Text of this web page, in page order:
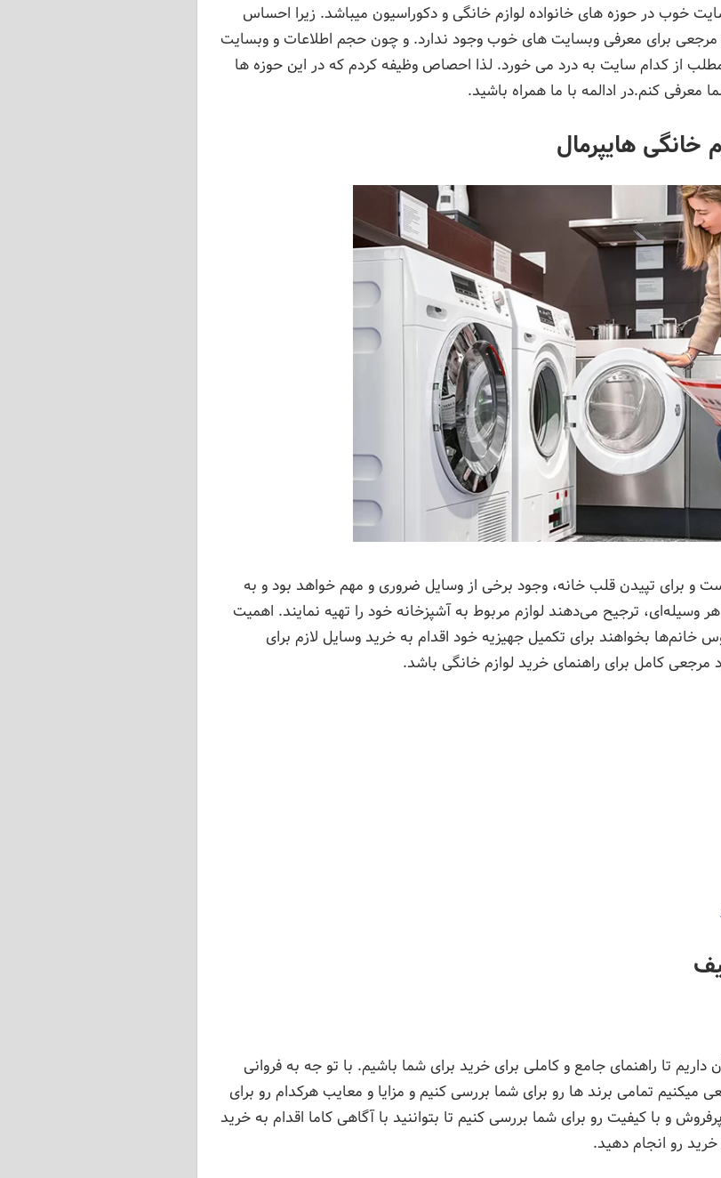
نوشبن این مقاله آشنایی با 5 و.بسایت خوب در حوزه های خانواده لوازم خانگی و دکوراسیون میباشد. زیرا احساس
برای معرفی وبسایت های خوب وجود ندارد. و چون حجم اطلاعات و وبسایت
مطلب از کدام سایت به درد می خورد. لذا احصاص وظیفه کردم که در این حوزه ها
کنم.در ادالمه با ما همراه باشید.
و برای تپیدن قلب خانه، وجود برخی از وسایل ضروری و مهم خواهد بود و به
ترجیح می‌دهند لوازم مربوط به آشپزخانه خود را تهیه نمایند. اهمیت
بخواهند برای تکمیل جهیزیه خود اقدام به خرید وسایل لازم برای
مرجعی کامل برای راهنمای خرید لوازم خانگی باشد.
تا راهنمای جامع و کاملی برای خرید برای شما باشیم. با تو جه به فروانی
میکنیم تمامی برند ها رو برای شما بررسی کنیم و مزایا و معایب هرکدام رو برای
و با کیفیت رو برای شما بررسی کنیم تا بتواننید با آگاهی کاما اقدام به خرید
رو انجام دهید.